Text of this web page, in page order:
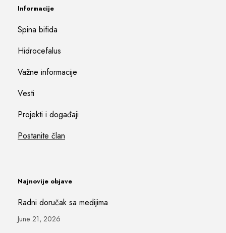
Informacije
Spina bifida
Hidrocefalus
Važne informacije
Vesti
Projekti i događaji
Postanite član
Najnovije objave
Radni doručak sa medijima
June 21, 2026